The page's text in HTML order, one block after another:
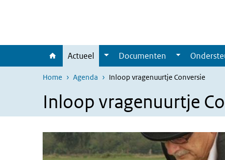
Actueel Documenten
Home Agenda Inloop vragenuurtje Conversie
Inloop vragenuurtje